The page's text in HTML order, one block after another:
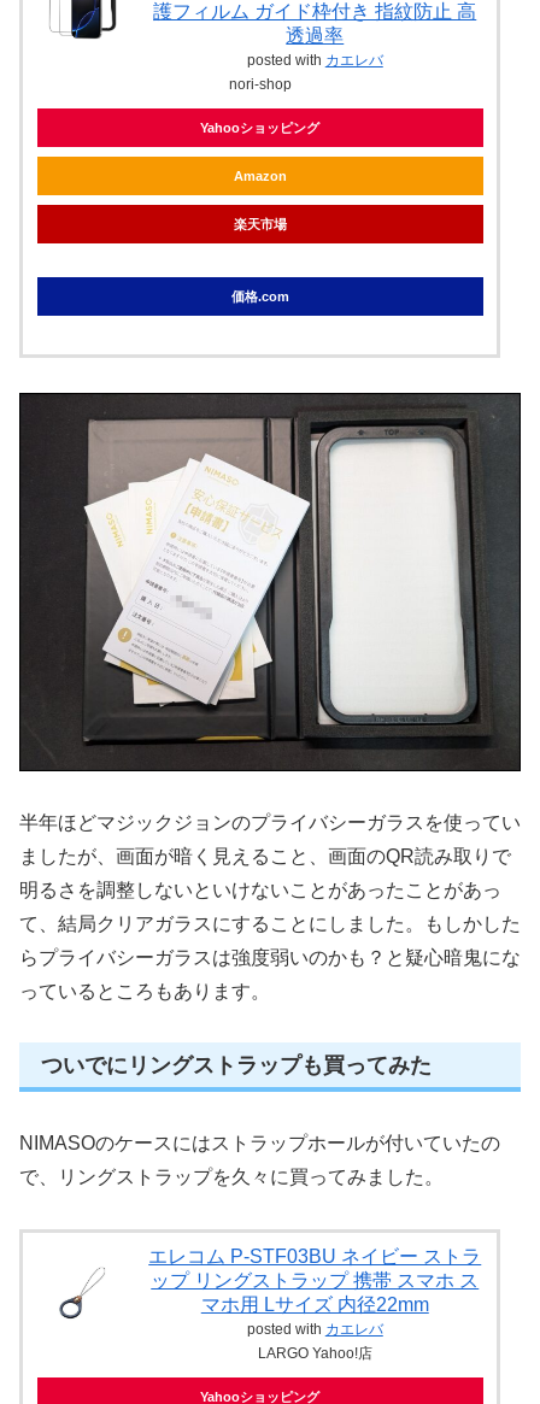
護フィルム ガイド枠付き 指紋防止 高
透過率
posted with カエレバ
nori-shop
Yahooショッピング
Amazon
楽天市場
価格.com
半年ほどマジックジョンのプライバシーガラスを使ってい
ましたが、画面が暗く見えること、画面のQR読み取りで
明るさを調整しないといけないことがあったことがあっ
て、結局クリアガラスにすることにしました。もしかした
らプライバシーガラスは強度弱いのかも？と疑心暗鬼にな
っているところもあります。
ついでにリングストラップも買ってみた
NIMASOのケースにはストラップホールが付いていたの
で、リングストラップを久々に買ってみました。
エレコム P-STF03BU ネイビー ストラ
ップ リングストラップ 携帯 スマホ ス
マホ用 Lサイズ 内径22mm
posted with カエレバ
LARGO Yahoo!店
Yahooショッピング